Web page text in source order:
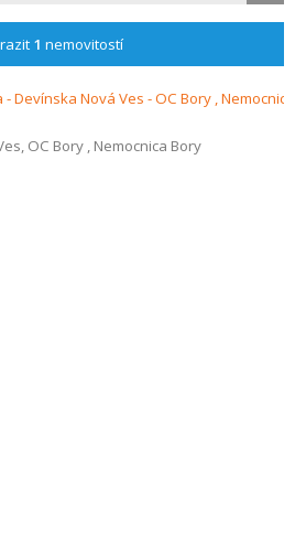
1 nemovitostí
, OC Bory , Nemocnica Bory